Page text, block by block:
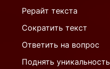
Рерайт текста
Сократить текст
Ответить на вопрос
Поднять уникальность